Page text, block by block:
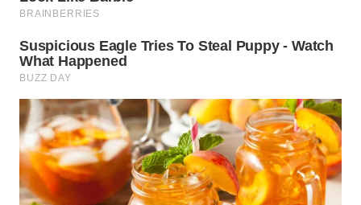
Os cursos têm duração de quatro e cinco anos e
contam com matrizes curriculares modernas
constantemente atualizadas de acordo com as
demandas do mercado, além de disciplinas eletivas
complementares.